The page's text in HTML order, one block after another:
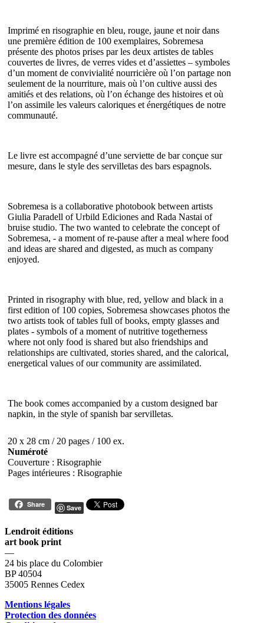
Imprimé en risographie en bleu, rouge, jaune et noir dans
une première édition de 100 exemplaires, Sobremesa
présente des photos prises par les deux artistes de tables
couvertes de livres, de verres vides et d’assiettes – symboles
d’un moment de convivialité nourricière où l’on partage non
seulement de la nourriture, mais où l’on cultive aussi des
amitiés et des relations, où l’on échange des histoires et où
l’on assimile les valeurs caloriques et énergétiques de notre
communauté.
Le livre est accompagné d’une serviette de bar conçue sur
mesure, dans le style des servilletas des bars espagnols.
Sobremesa is a collaborative photobook between artists
Giulia Paradell of Urbild Ediciones and Rada Nastai of
bruise studio. The two wanted to celebrate the concept of
Sobremesa, - a moment of re-pause after a meal where food
and ideas are shared and digested, as much as company
enjoyed.
Printed in risography with blue, red, yellow and black in a
first edition of 100 copies, Sobremesa showcases photos the
two artists took of tables full of books, empty glasses and
plates - symbols of a moment of nutritive togetherness
where not only food is shared but also friendships and
relationships are cultivated, stories shared, and the calorical,
energetical values of our community are assimilated.
The book comes accompanied by a custom designed bar
napkin, in the style of spanish bar servilletas.
20 x 28 cm / 20 pages / 100 ex.
Numéroté
Couverture : Risographie
Pages intérieures : Risographie
Share Save
Lendroit éditions
art book print
—
24 bis place du Colombier
BP 40504
35005 Rennes Cedex
Mentions légales
Protection des données